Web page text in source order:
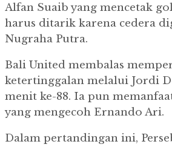
Alfan Suaib yang mencetak
harus ditarik karena cedera
Nugraha Putra.
Bali United membalas
ketertinggalan melalui Jordi
menit ke-88. Ia pun
yang mengecoh Ernando Ari.
Dalam pertandingan ini,